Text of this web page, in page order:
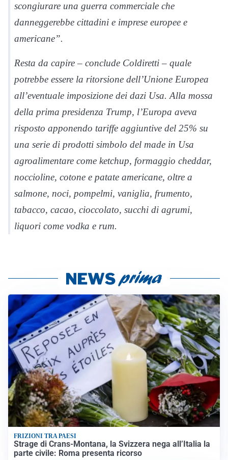
scongiurare una guerra commerciale che
danneggerebbe cittadini e imprese europee e
americane”.
Resta da capire – conclude Coldiretti – quale
potrebbe essere la ritorsione dell’Unione Europea
all’eventuale imposizione dei dazi Usa. Alla mossa
della prima presidenza Trump, l’Europa aveva
risposto apponendo tariffe aggiuntive del 25% su
una serie di prodotti simbolo del made in Usa
agroalimentare come ketchup, formaggio cheddar,
noccioline, cotone e patate americane, oltre a
salmone, noci, pompelmi, vaniglia, frumento,
tabacco, cacao, cioccolato, succhi di agrumi,
liquori come vodka e rum.
FRIZIONI TRA PAESI
Strage di Crans-Montana, la Svizzera nega all’Italia la
parte civile: Roma presenta ricorso